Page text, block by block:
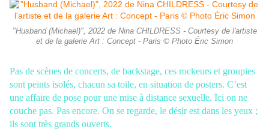
"Husband (Michael)", 2022 de Nina CHILDRESS - Courtesy de l'artiste
et de la galerie Art : Concept - Paris © Photo Éric Simon
Pas de scènes de concerts, de backstage, ces rockeurs et groupies
sont peints isolés, chacun sa toile, en situation de posters. C’est
une affaire de pose pour une mise à distance sexuelle. Ici on ne
couche pas. Pas encore. On se regarde, le désirest dans les yeux ;
ils sont très grands ouverts.